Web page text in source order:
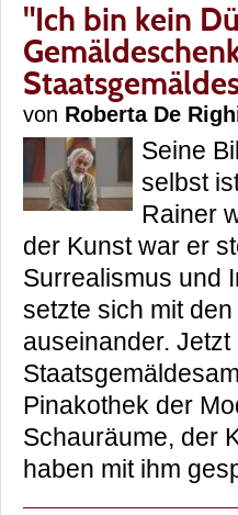
"Ich bin kein
von Roberta De
Seine
selbst
Rainer
der Kunst war er
Surrealismus und
setzte sich mit
auseinander.
Pinakothek der
Schauräume, der
haben mit ihm